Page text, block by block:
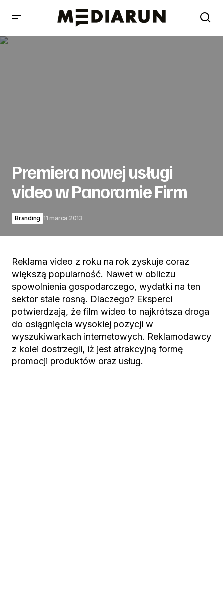
Premiera nowej usługi
video w Panoramie Firm
Branding 11 marca 2013
Reklama video z roku na rok zyskuje coraz
większą popularność. Nawet w obliczu
spowolnienia gospodarczego, wydatki na ten
sektor stale rosną. Dlaczego? Eksperci
potwierdzają, że film wideo to najkrótsza droga
do osiągnięcia wysokiej pozycji w
wyszukiwarkach internetowych. Reklamodawcy
z kolei dostrzegli, iż jest atrakcyjną formę
promocji produktów oraz usług.